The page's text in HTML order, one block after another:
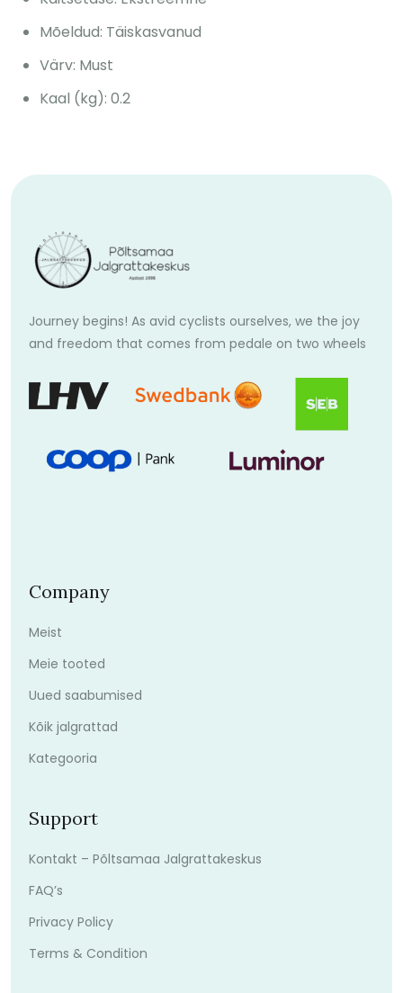
Mõeldud: Täiskasvanud
Värv: Must
Kaal (kg): 0.2
Journey begins! As avid cyclists ourselves, we the joy
and freedom that comes from pedale on two wheels
Company
Meist
Meie tooted
Uued saabumised
Kõik jalgrattad
Kategooria
Support
Kontakt – Põltsamaa Jalgrattakeskus
FAQ’s
Privacy Policy
Terms & Condition